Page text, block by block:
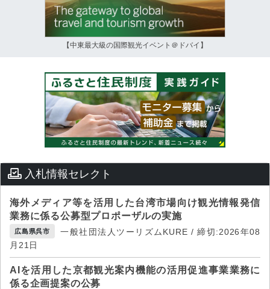
【中東最大級の国際観光イベント＠ドバイ】
入札情報セレクト
海外メディア等を活用した台湾市場向け観光情報発信
業務に係る公募型プロポーザルの実施
広島県呉市
一般社団法人ツーリズムKURE / 締切:2026年08
月21日
AIを活用した京都観光案内機能の活用促進事業業務に
係る企画提案の公募